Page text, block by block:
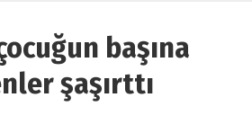
başına
şaşırttı